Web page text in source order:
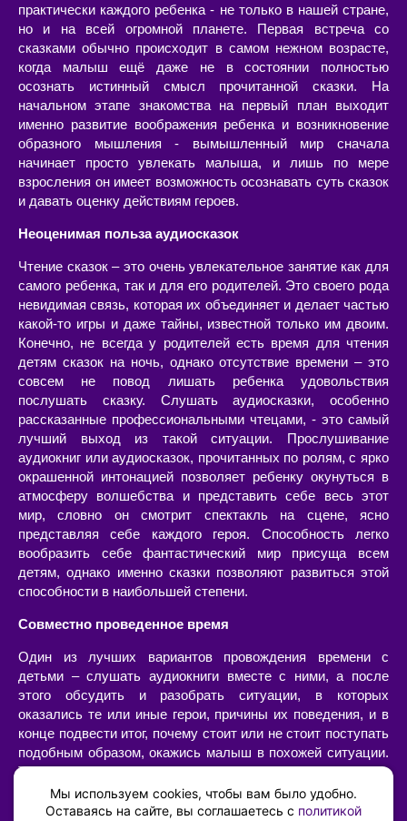
практически каждого ребенка - не только в нашей стране,
но и на всей огромной планете. Первая встреча со
сказками обычно происходит в самом нежном возрасте,
когда малыш ещё даже не в состоянии полностью
осознать истинный смысл прочитанной сказки. На
начальном этапе знакомства на первый план выходит
именно развитие воображения ребенка и возникновение
образного мышления - вымышленный мир сначала
начинает просто увлекать малыша, и лишь по мере
взросления он имеет возможность осознавать суть сказок
и давать оценку действиям героев.
Неоценимая польза аудиосказок
Чтение сказок – это очень увлекательное занятие как для
самого ребенка, так и для его родителей. Это своего рода
невидимая связь, которая их объединяет и делает частью
какой-то игры и даже тайны, известной только им двоим.
Конечно, не всегда у родителей есть время для чтения
детям сказок на ночь, однако отсутствие времени – это
совсем не повод лишать ребенка удовольствия
послушать сказку. Слушать аудиосказки, особенно
рассказанные профессиональными чтецами, - это самый
лучший выход из такой ситуации. Прослушивание
аудиокниг или аудиосказок, прочитанных по ролям, с ярко
окрашенной интонацией позволяет ребенку окунуться в
атмосферу волшебства и представить себе весь этот
мир, словно он смотрит спектакль на сцене, ясно
представляя себе каждого героя. Способность легко
вообразить себе фантастический мир присуща всем
детям, однако именно сказки позволяют развиться этой
способности в наибольшей степени.
Совместно проведенное время
Один из лучших вариантов провождения времени с
детьми – слушать аудиокниги вместе с ними, а после
этого обсудить и разобрать ситуации, в которых
оказались те или иные герои, причины их поведения, и в
конце подвести итог, почему стоит или не стоит поступать
подобным образом, окажись малыш в похожей ситуации.
Такой «разбор» очень интересен сам по себе, позволяет
наладить диалог с ребенком, а также он имеет огромную
воспитательную ценность – возможность ненавязчиво,
Мы используем cookies, чтобы вам было удобно.
Оставаясь на сайте, вы соглашаетесь с политикой